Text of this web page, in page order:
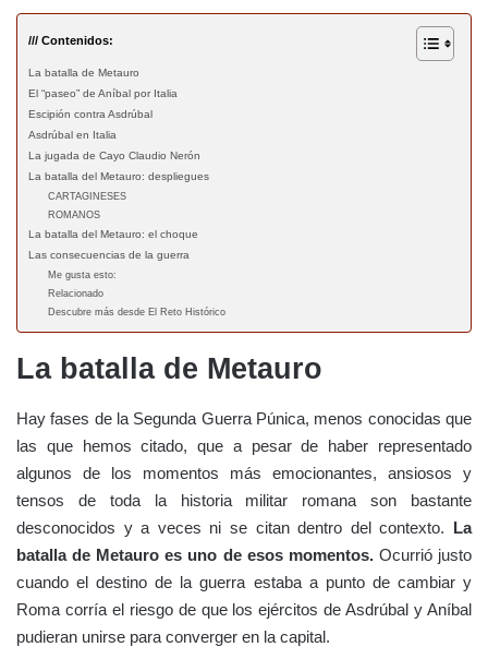
/// Contenidos:
La batalla de Metauro
El “paseo” de Aníbal por Italia
Escipión contra Asdrúbal
Asdrúbal en Italia
La jugada de Cayo Claudio Nerón
La batalla del Metauro: despliegues
CARTAGINESES
ROMANOS
La batalla del Metauro: el choque
Las consecuencias de la guerra
Me gusta esto:
Relacionado
Descubre más desde El Reto Histórico
La batalla de Metauro
Hay fases de la Segunda Guerra Púnica, menos conocidas que
las que hemos citado, que a pesar de haber representado
algunos de los momentos más emocionantes, ansiosos y
tensos de toda la historia militar romana son bastante
desconocidos y a veces ni se citan dentro del contexto. La
batalla de Metauro es uno de esos momentos.Ocurrió justo
cuando el destino de la guerra estaba a punto de cambiar y
Roma corría el riesgo de que los ejércitos de Asdrúbal y Aníbal
pudieran unirse para converger en la capital.